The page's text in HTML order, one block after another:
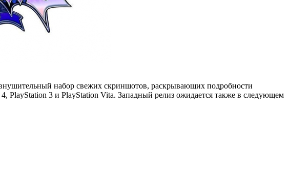
набор свежих скриншотов, раскрывающих подробности
PlayStation 3 и PlayStation Vita. Западный релиз ожидается также в следующем